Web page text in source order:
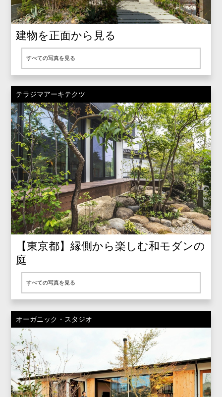
建物を正面から見る
すべての写真を見る
テラジマアーキテクツ
【東京都】縁側から楽しむ和モダンの
庭
すべての写真を見る
オーガニック・スタジオ